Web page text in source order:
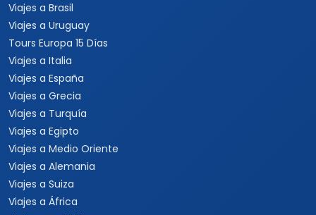
Viajes a Brasil
Viajes a Uruguay
Tours Europa 15 Días
Viajes a Italia
Viajes a España
Viajes a Grecia
Viajes a Turquía
Viajes a Egipto
Viajes a Medio Oriente
Viajes a Alemania
Viajes a Suiza
Viajes a África